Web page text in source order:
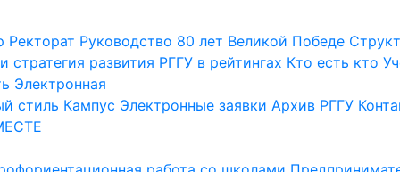
Ректорат Руководство 80 лет Великой Победе
стратегия развития РГГУ в рейтингах Кто есть кто
Электронная
стиль Кампус Электронные заявки Архив РГГУ